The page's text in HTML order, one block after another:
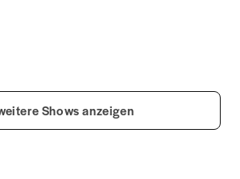
Shows anzeigen